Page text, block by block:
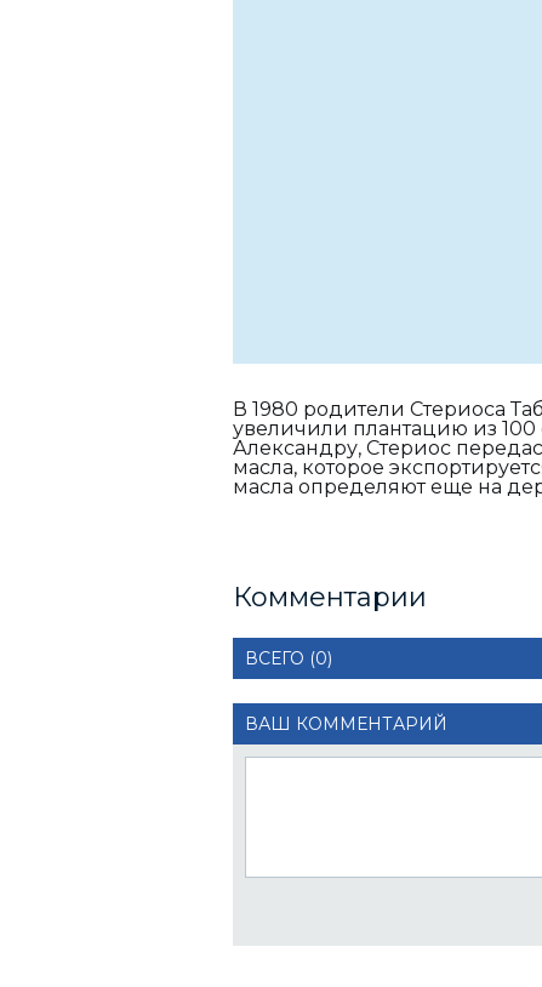
В 1980 родители Стериоса
увеличили плантацию из
Александру, Стериос
масла, которое
масла определяют еще на
Комментарии
ВСЕГО (0)
ВАШ КОММЕНТАРИЙ